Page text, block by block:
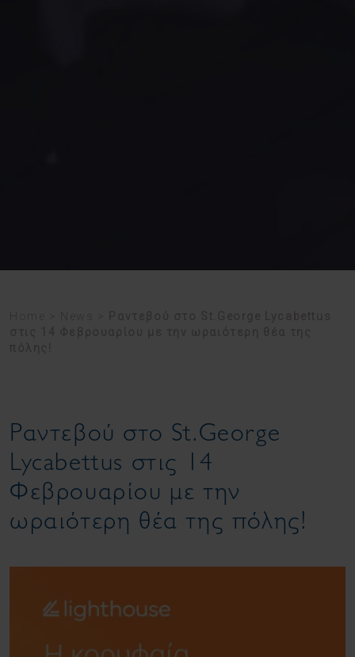
Ραντεβού στο St.George
Lycabettus στις 14
Φεβρουαρίου με την
ωραιότερη θέα της πόλης!